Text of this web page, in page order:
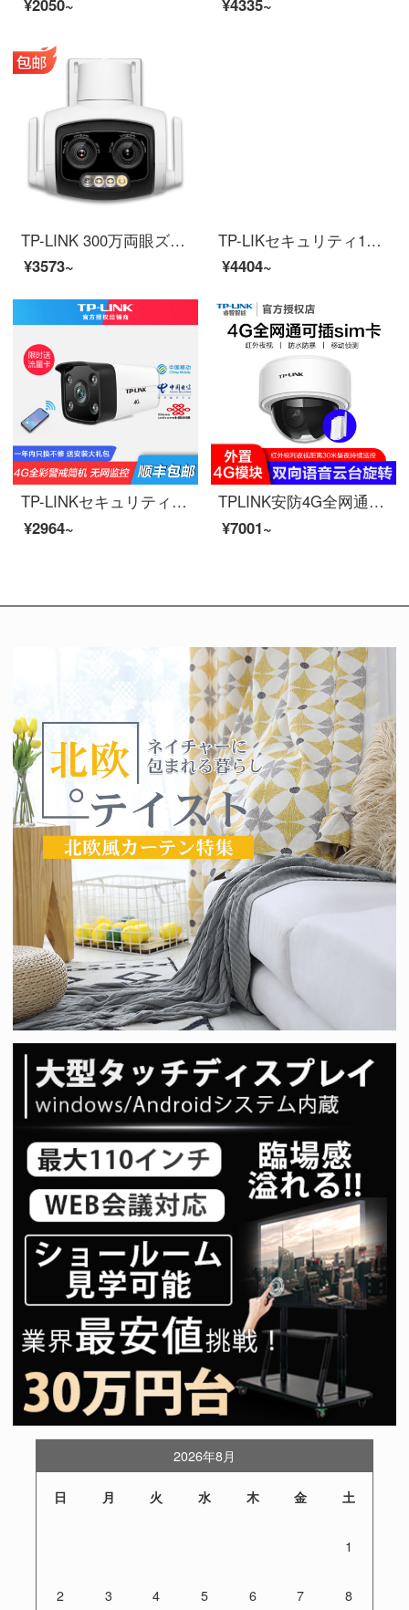
TP-LINK 300万両眼ズームフルカラー屋外カメラIP 66級防水防塵3倍光学ズーム最高対応256 GメモリカードTL-PC 637両眼ズーム版64 G
¥3573~
TP-LIKセキュリティ1080 P高精細監視カメラセット200万赤外線夜間テレビ世帯室内外監視カメラPOE給電家庭用携帯電話長距離【200万POE監視セット】1番はハードディスクを持たない
¥4404~
TP-LINKセキュリティ4 G全網通は、ネットワークを必要とせず、日夜フルカラーの無線監視カメラでSIM携帯カードの屋外防水防塵筒機を挿入します。4 G全網通は日夜フルカラーです。【フラックスカード対応携帯カード】メモリなしです。
¥2964~
TPLINK安防4G全网通高清无线监控摄像头 旋转云台4倍变焦 插sim卡无需网络室内外家用手机远程 TL-IPC62TZ四倍光学变焦版（4G） 128G
¥7001~
2026年8月
日 月 火 水 木 金 土
1
2 3 4 5 6 7 8